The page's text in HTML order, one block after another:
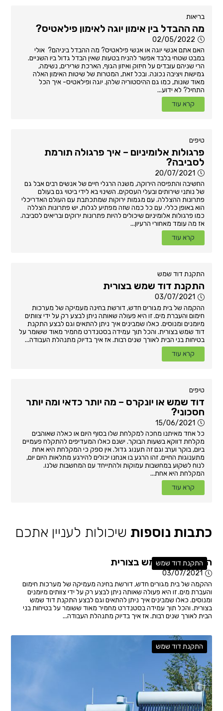
בריאות
מה ההבדל בין אימון יוגה לאימון פילאטיס?
02/05/2022
האם אתם אנשי יוגה או אנשי פילאטיס? מה ההבדל ביניהם? אולי
במבט שטחי בלבד אפשר להניח בטעות שאין הבדל גדול ביו השניים.
הרי שניהם עובדים על חיזוק ואיזון הגוף, הארכת שרירים, נשימה,
גמישות ויציבה נכונה. ובכל זאת, המטרות של שיטות האימון האלה
מאוד שונות, כמו גם ההיסטוריה שלהן. יוגה ופילאטיס- איך הכל
התחיל? לא ידוע...
קרא עוד
טיפים
פרגולות אלומיניום – איך פרגולה תורמת
לסביבה?
20/07/2021
החשיבה והתפיסה הירוקה, משנה הרגלי חיים של אנשים רבים אבל גם
של נותני שירותים ובעלי העסקים. השינוי בא לידי ביטוי גם בעולם
פתרונות ההצללה. עם מגמות ירוקות שמתכתבת עם העולם האדריכלי
הוא באופן כללי. עם כל כמה שזה מפתיע לגלות, יש פתרונות הצללה
כמו פרגולות אלומיניום שיכולים להיות פתרונות ירוקים ובריאים לסביבה.
אז מה עומד מאחורי הרעיון...
קרא עוד
התקנת דוד שמש
התקנת דוד שמש בצורית
03/07/2021
ההקמה של בית מגורים חדש, דורשת בחינה מעמיקה של מערכות
חימום והעברת מים. זו היא פעולה שאותה ניתן לבצע רק על ידי צוותים
מיומנים ומנוסים. כאלו שמבינים איך ניתן להתאים וגם לבצע התקנת
דוד שמש בצורית. והכל תוך עמידה בסטנדרט מחמיר מאוד ששומר על
בטיחות בני הבית לאורך שנים רבות. אז איך בדיוק מתנהלת העבודה...
קרא עוד
טיפים
דוד שמש או יונקרס – מה יותר כדאי ומה יותר
חסכוני?
15/06/2021
כל אחד מאיתנו מחכה למקלחת שלו בסוף היום או כאלה שאוהבים
מקלחת דווקא בשעות הבוקר. ישנם כאלו המעדיפים להתקלח פעמיים
ביום, בוקר וערב וגם זה תענוג גדול. אין ספק כי המקלחת היא אחת
מתענוגות החיים. זהו הרגע בו אנחנו יכולים להירגע מתלאות היום יום,
לנוח לשקוע במחשבות עמוקות ולהתייחד עם המחשבות שלנו.
המקלחת היא אחת...
קרא עוד
כתבות נוספות שיכולות לעניין אתכם
התקנת דוד שמש
התקנת דוד שמש בצורית
03/07/2021
ההקמה של בית מגורים חדש, דורשת בחינה מעמיקה של מערכות חימום
והעברת מים. זו היא פעולה שאותה ניתן לבצע רק על ידי צוותים מיומנים
ומנוסים. כאלו שמבינים איך ניתן להתאים וגם לבצע התקנת דוד שמש
בצורית. והכל תוך עמידה בסטנדרט מחמיר מאוד ששומר על בטיחות בני
הבית לאורך שנים רבות. אז איך בדיוק מתנהלת העבודה...
התקנת דוד שמש